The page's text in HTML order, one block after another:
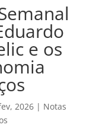
e os
2026| Notas